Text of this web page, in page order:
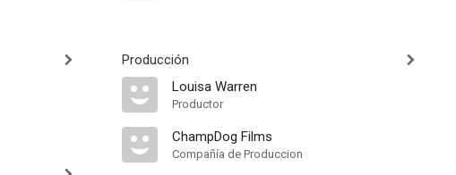
Producción
Louisa Warren
Productor
ChampDog Films
Compañía de Produccion